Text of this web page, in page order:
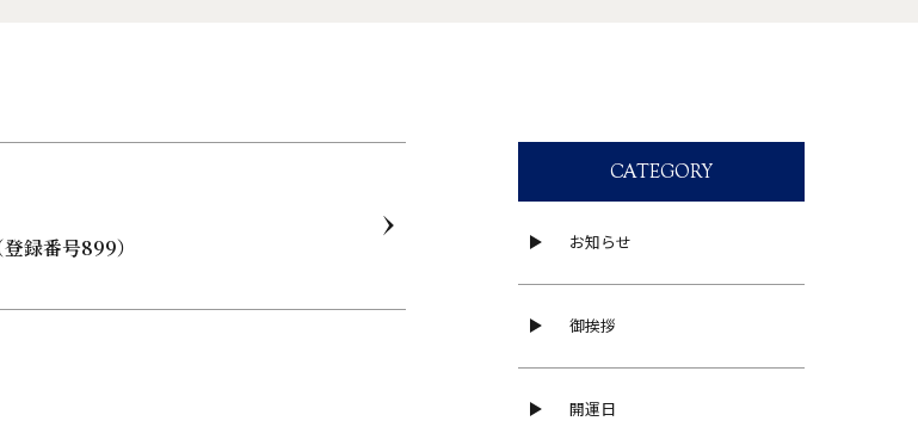
録番号899）
CATEGORY
お知らせ
御挨拶
開運日